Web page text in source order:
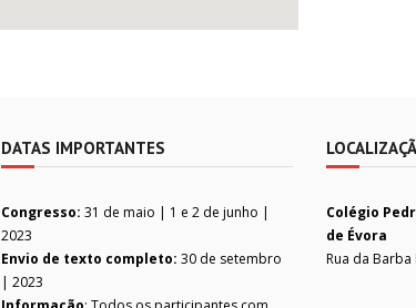
DATAS IMPORTANTES
Congresso:31 de maio | 1 e 2 de junho |
2023
Envio de texto completo: 30 de setembro
| 2023
Colégio
de Évora
Rua da Barba